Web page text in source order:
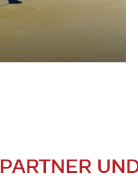
PARTNER